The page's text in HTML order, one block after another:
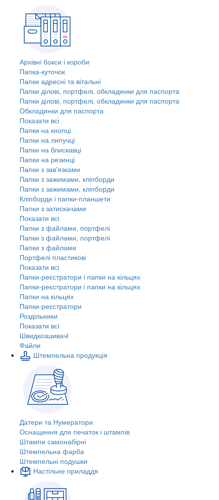
Архівні бокси і короби
Папка-куточок
Папки адресні та вітальні
Папки ділові, портфелі, обкладинки для паспорта
Папки ділові, портфелі, обкладинки для паспорта
Обкладинки для паспорта
Показати всі
Папки на кнопці
Папки на липучці
Папки на блискавці
Папки на резинці
Папки з зав'язками
Папки з зажимами, кліпборди
Папки з зажимами, кліпборди
Кліпборди і папки-планшети
Папки з затискачами
Показати всі
Папки з файлами, портфелі
Папки з файлами, портфелі
Папки з файлами
Портфелі пластикові
Показати всі
Папки-реєстратори і папки на кільцях
Папки-реєстратори і папки на кільцях
Папки на кільцях
Папки-реєстратори
Роздільники
Показати всі
Швидкозшивачi
Файли
Штемпельна продукція
Датери та Нумератори
Оснащення для печаток і штампів
Штампи самонабірні
Штемпельна фарба
Штемпельні подушки
Настільне приладдя